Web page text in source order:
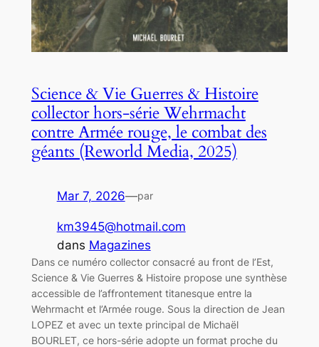
Science & Vie Guerres & Histoire
collector hors-série Wehrmacht
contre Armée rouge, le combat des
géants (Reworld Media, 2025)
Mar 7, 2026—par
km3945@hotmail.com
dans Magazines
Dans ce numéro collector consacré au front de l’Est,
Science & Vie Guerres & Histoire propose une synthèse
accessible de l’affrontement titanesque entre la
Wehrmacht et l’Armée rouge. Sous la direction de Jean
LOPEZ et avec un texte principal de Michaël
BOURLET, ce hors-série adopte un format proche du